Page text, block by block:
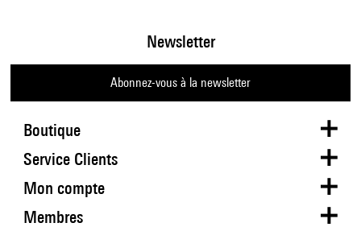
Boutique
Newsletter
Abonnez-vous à la newsletter
Service Clients
Mon compte
Membres